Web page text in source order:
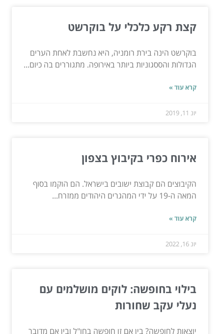
קצת רקע כלכלי על בוקרשט
בוקרשט הינה בירת רומניה, היא נחשבת לאחת הערים
הגדולות והססגוניות ביותר באירופה. מתגוררים בה כיום...
קרא עוד »
יונ 11, 2019
אירוח כפרי בקיבוץ בצפון
הקיבוצים הם קבוצת ישובים בישראל. הם הוקמו בסוף
המאה ה-19 על ידי המהגרים היהודים ממזרח...
קרא עוד »
יונ 16, 2022
בילוי בחופשה: לוקים מושלמים עם
נעלי עקב שחורות
יוצאות לחופשה? בין אם זו חופשה בחו"ל ובין אם מדובר